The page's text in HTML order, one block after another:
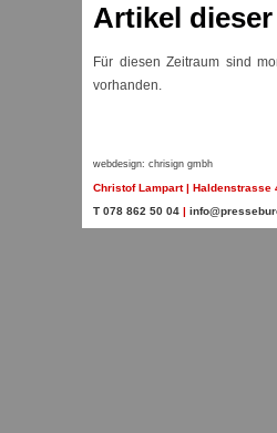
Artikel
Für diesen Zeitraum sind
vorhanden.
webdesign: chrisign gmbh
Christof Lampart | Haldenstrasse
T 078 862 50 04 |